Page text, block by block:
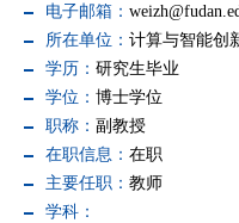
电子邮箱：
所在单位： 计算与智能创
学历： 研究生毕业
学位： 博士学位
职称： 副教授
在职信息： 在职
主要任职： 教师
学科：